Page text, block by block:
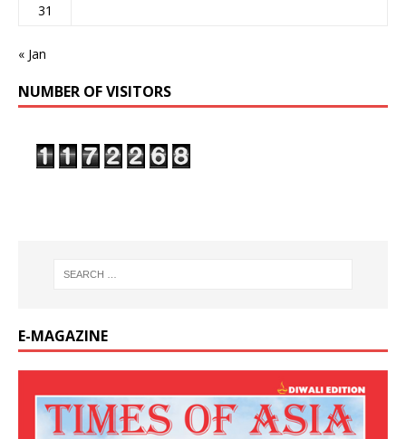
31
« Jan
NUMBER OF VISITORS
E-MAGAZINE